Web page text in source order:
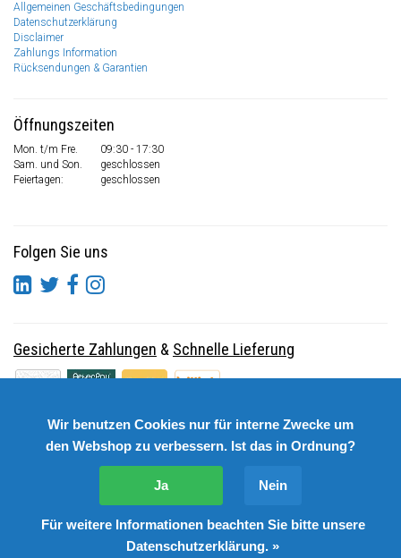
Allgemeinen Geschäftsbedingungen
Datenschutzerklärung
Disclaimer
Zahlungs Information
Rücksendungen & Garantien
Öffnungszeiten
Mon. t/m Fre.
09:30 - 17:30
Sam. und Son.
geschlossen
Feiertagen:
geschlossen
Folgen Sie uns
Gesicherte Zahlungen & Schnelle Lieferung
© Copyright 2026 DutchSpares B.V. - Design byWebdinge.nl
DutchSpares B.V. word beoordeeld met: 9,9/10 (2541
Wir benutzen Cookies nur für interne Zwecke um
den Webshop zu verbessern. Ist das in Ordnung?
Ja Nein
Für weitere Informationen beachten Sie bitte unsere
Datenschutzerklärung. »